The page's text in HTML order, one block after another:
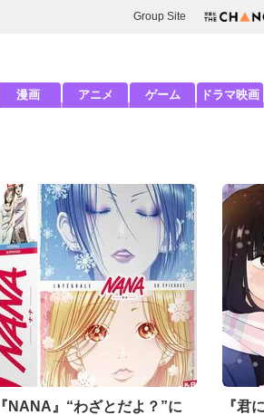
Group Site
漫画 アニメ ゲーム ドラマ映画
『NANA』“わざとだよ？”に
『君